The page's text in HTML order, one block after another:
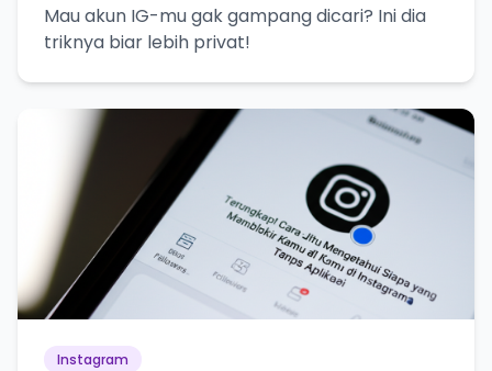
Mau akun IG-mu gak gampang dicari? Ini dia
triknya biar lebih privat!
Instagram